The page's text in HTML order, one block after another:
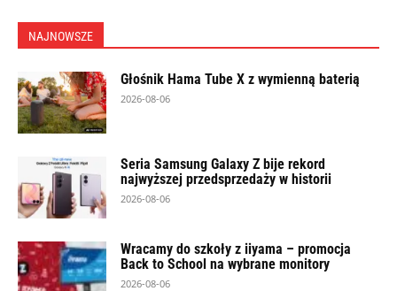
NAJNOWSZE
Głośnik Hama Tube X z wymienną baterią
2026-08-06
Seria Samsung Galaxy Z bije rekord
najwyższej przedsprzedaży w historii
2026-08-06
Wracamy do szkoły z iiyama – promocja
Back to School na wybrane monitory
2026-08-06